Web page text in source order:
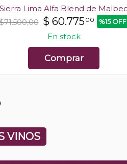
Sierra Lima Alfa Blend de Malbec
$ 60.77500 %15 OFF
En stock
Comprar
VINOS